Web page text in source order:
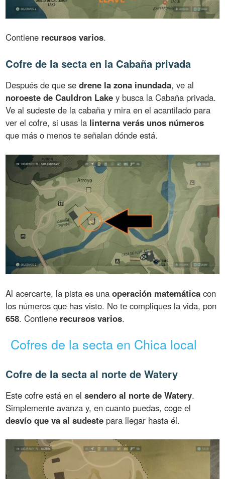
Contiene recursos varios.
Cofre de la secta en la Cabaña privada
Después de que sedrene la zona inundada, ve al
noroeste de Cauldron Lake y busca la Cabaña privada.
Ve al sudeste de la cabaña y mira en el acantilado para
ver el cofre, si usas la linterna verás unos números
que más o menos te señalan dónde está.
Al acercarte, la pista es unaoperación matemática con
los números que has visto. No te compliques la vida, pon
658. Contiene recursos varios.
Cofres de la secta en Chica local
Cofre de la secta al norte de Watery
Este cofre está en elsendero al norte de Watery.
Simplemente avanza y, en cuanto puedas, coge el
desvío que va al sudeste para llegar hasta él.